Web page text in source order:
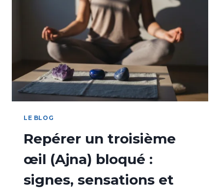
LE BLOG
Repérer un troisième
œil (Ajna) bloqué :
signes, sensations et